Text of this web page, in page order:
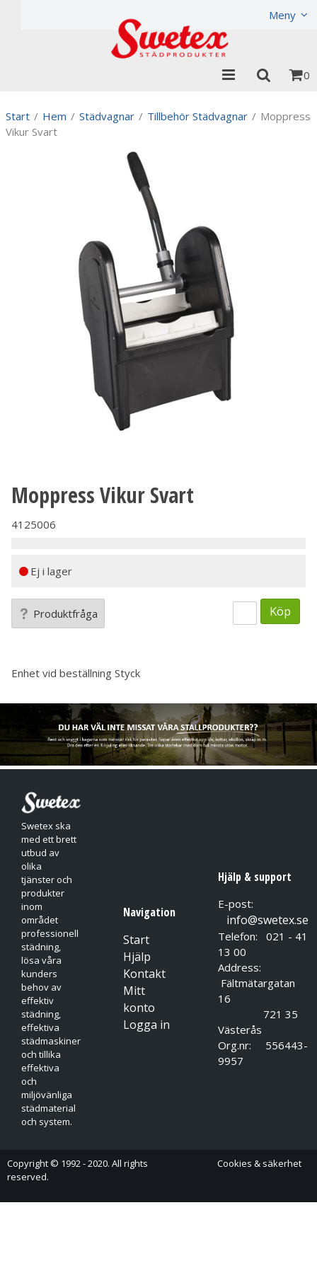
Meny
0
Start / Hem / Städvagnar / Tillbehör Städvagnar / Moppress
Vikur Svart
Moppress Vikur Svart
4125006
Ej i lager
Produktfråga Köp
Enhet vid beställning Styck
Swetex ska
med ett brett
utbud av
olika
tjänster och
produkter
inom
området
professionell
städning,
lösa våra
kunders
behov av
effektiv
städning,
effektiva
städmaskiner
och tillika
effektiva
och
miljövänliga
städmaterial
och system.
Navigation
Start
Hjälp
Kontakt
Mitt
konto
Logga in
Hjälp & support
E-post:
info@swetex.se
Telefon: 021 - 41
13 00
Address:
Fältmätargatan
16
721 35
Västerås
Org.nr: 556443-
9957
Copyright © 1992 - 2020. All rights
reserved.
Cookies & säkerhet